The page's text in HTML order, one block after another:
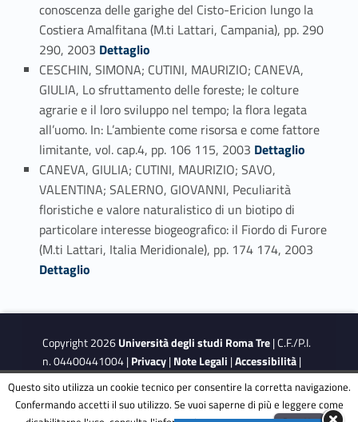
conoscenza delle garighe del Cisto-Ericion lungo la
Costiera Amalfitana (M.ti Lattari, Campania), pp. 290
290, 2003 Link identifier #identifier_person_658-109
Dettaglio
CESCHIN, SIMONA; CUTINI, MAURIZIO; CANEVA,
GIULIA, Lo sfruttamento delle foreste; le colture
agrarie e il loro sviluppo nel tempo; la flora legata
all’uomo. In: L’ambiente come risorsa e come fattore
limitante, vol. cap.4, pp. 106 115, 2003 Link identifier #identifier_person_33573-110
Dettaglio
CANEVA, GIULIA; CUTINI, MAURIZIO; SAVO,
VALENTINA; SALERNO, GIOVANNI, Peculiarità
floristiche e valore naturalistico di un biotipo di
particolare interesse biogeografico: il Fiordo di Furore
(M.ti Lattari, Italia Meridionale), pp. 174 174, 2003
Dettaglio
Copyright 2026Università degli studi Roma Tre| C.F./P.I.
n. 04400441004 |Privacy|Note Legali |Accessibilità|
Obiettivi di accessibilità
| Dichiarazione di accessibilità
Questo sito utilizza un cookie tecnico per consentire la corretta navigazione.
Confermando accetti il suo utilizzo. Se vuoi saperne di più e leggere come